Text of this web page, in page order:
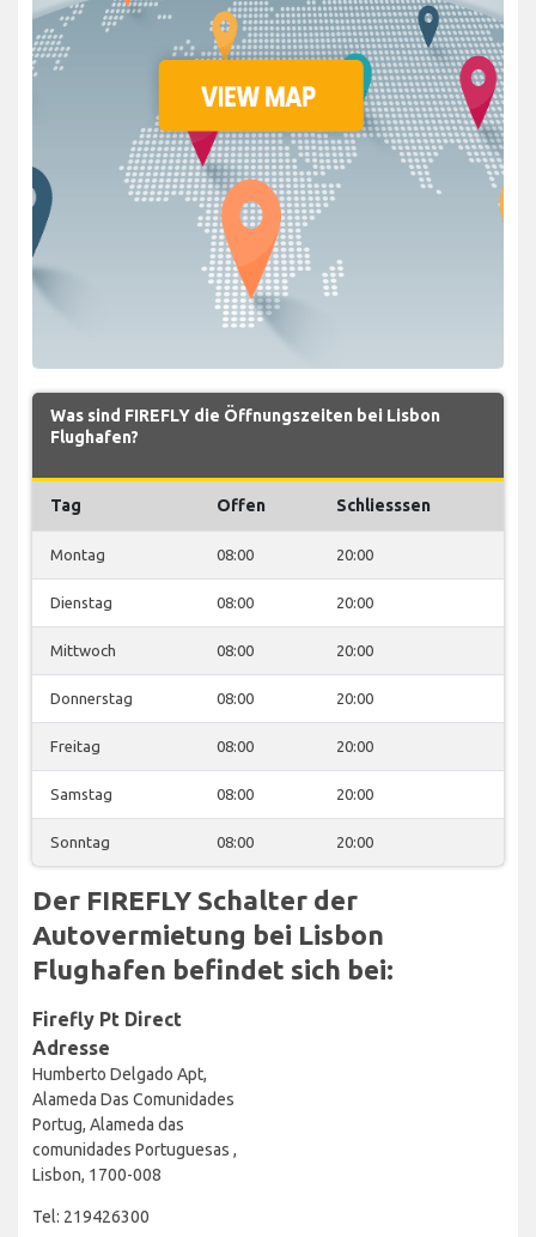
Was sind FIREFLY die Öffnungszeiten bei Lisbon
Flughafen?
Tag Offen Schliesssen
Montag 08:00 20:00
Dienstag 08:00 20:00
Mittwoch 08:00 20:00
Donnerstag 08:00 20:00
Freitag 08:00 20:00
Samstag 08:00 20:00
Sonntag 08:00 20:00
Der FIREFLY Schalter der
Autovermietung bei Lisbon
Flughafen befindet sich bei:
Firefly Pt Direct
Adresse
Humberto Delgado Apt,
Alameda Das Comunidades
Portug, Alameda das
comunidades Portuguesas ,
Lisbon, 1700-008
Tel: 219426300